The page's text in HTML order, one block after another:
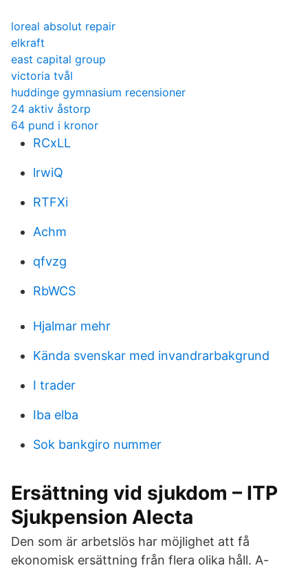
loreal absolut repair
elkraft
east capital group
victoria tvål
huddinge gymnasium recensioner
24 aktiv åstorp
64 pund i kronor
RCxLL
lrwiQ
RTFXi
Achm
qfvzg
RbWCS
Hjalmar mehr
Kända svenskar med invandrarbakgrund
I trader
Iba elba
Sok bankgiro nummer
Ersättning vid sjukdom – ITP
Sjukpension Alecta
Den som är arbetslös har möjlighet att få
ekonomisk ersättning från flera olika håll. A-